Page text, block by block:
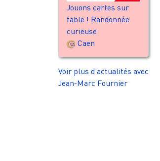
Jouons cartes sur
table ! Randonnée
curieuse
Caen
Voir plus d'actualités avec
Jean-Marc Fournier